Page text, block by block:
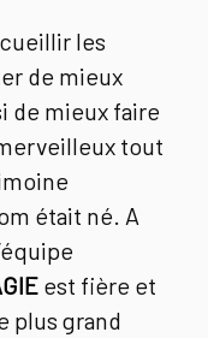
les
de mieux
de mieux faire
tout
était né. A
est fière et
plus grand